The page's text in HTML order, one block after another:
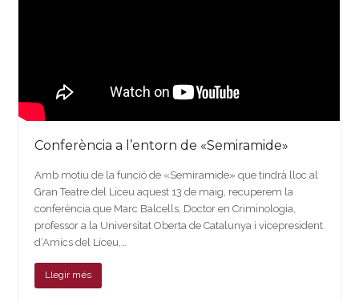
Conferència a l’entorn de «Semiramide»
Amb motiu de la funció de «Semiramide» que tindrà lloc al
Gran Teatre del Liceu aquest 13 de maig, recuperem la
conferència que Marc Balcells, Doctor en Criminologia,
professor a la Universitat Oberta de Catalunya i vicepresident
d’Amics del Liceu,…
Llegir més